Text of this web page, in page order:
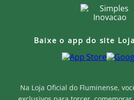
Na Loja Oficial do Fluminense,
Baixe o app do site